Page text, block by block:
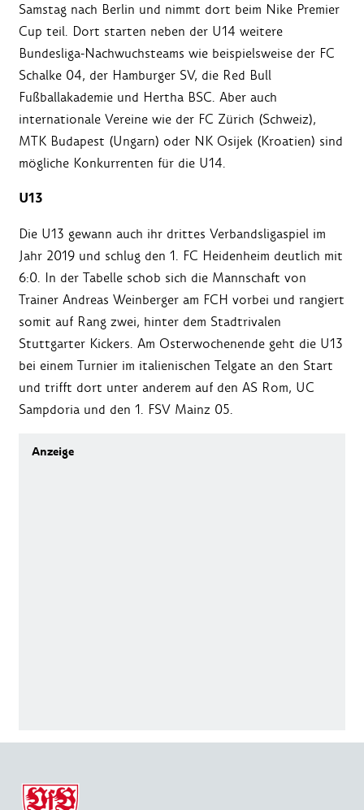
Samstag nach Berlin und nimmt dort beim Nike Premier
Cup teil. Dort starten neben der U14 weitere
Bundesliga-Nachwuchsteams wie beispielsweise der FC
Schalke 04, der Hamburger SV, die Red Bull
Fußballakademie und Hertha BSC. Aber auch
internationale Vereine wie der FC Zürich (Schweiz),
MTK Budapest (Ungarn) oder NK Osijek (Kroatien) sind
mögliche Konkurrenten für die U14.
U13
Die U13 gewann auch ihr drittes Verbandsligaspiel im
Jahr 2019 und schlug den 1. FC Heidenheim deutlich mit
6:0. In der Tabelle schob sich die Mannschaft von
Trainer Andreas Weinberger am FCH vorbei und rangiert
somit auf Rang zwei, hinter dem Stadtrivalen
Stuttgarter Kickers. Am Osterwochenende geht die U13
bei einem Turnier im italienischen Telgate an den Start
und trifft dort unter anderem auf den AS Rom, UC
Sampdoria und den 1. FSV Mainz 05.